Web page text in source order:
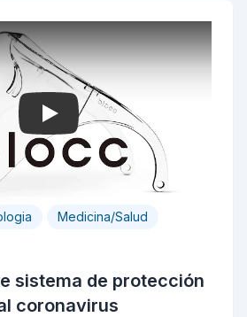
Play
Medicina/Salud
sistema de protección
coronavirus